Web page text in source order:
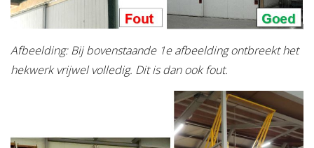
Afbeelding: Bij bovenstaande 1e afbeelding ontbreekt het
hekwerk vrijwel volledig. Dit is dan ook fout.